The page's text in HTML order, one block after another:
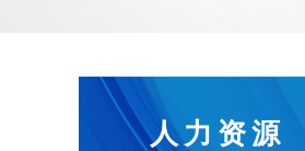
人力资源